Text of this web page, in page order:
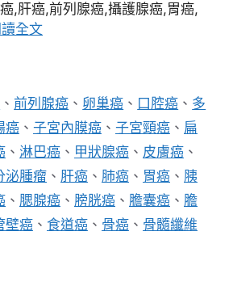
,肝癌,前列腺癌,攝護腺癌,胃癌,
讀全文
、前列腺癌 、 卵巢癌 、 口腔癌 、 多
癌 、 子宮內膜癌 、 子宮頸癌 、 扁
、 淋巴癌 、 甲狀腺癌 、 皮膚癌 、
泌腫瘤 、 肝癌 、 肺癌 、 胃癌 、 胰
、 腮腺癌 、 膀胱癌 、 膽囊癌 、 膽
壁癌 、 食道癌 、 骨癌 、 骨髓纖維